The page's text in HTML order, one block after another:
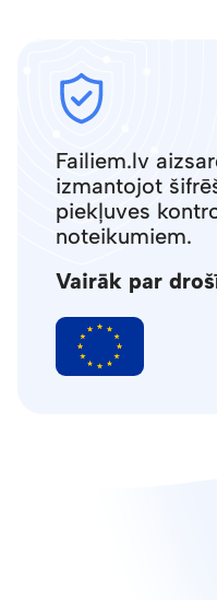
Failiem.lv
izmantojot
piekļuves
noteikumiem.
Vairāk par